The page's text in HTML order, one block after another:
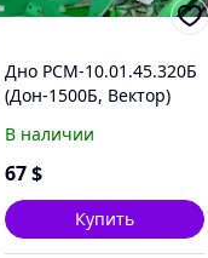
Дно РСМ-10.01.45.320Б
(Дон-1500Б, Вектор)
В наличии
67$
Купить